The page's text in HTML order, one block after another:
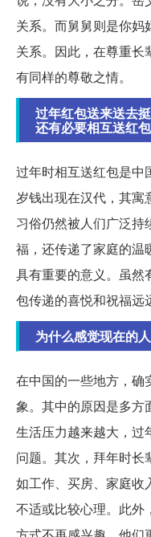
关系。而舅舅则是你
关系。因此，在尊重
有同样的尊敬之情。
过年红包送来送去
还有必要相互送红
过年时相互送红包是中
岁钱出现在汉代，其寓
习俗仍然被人们广泛
福，还传递了家庭的温
具有重要的意义。虽然
包传递的喜悦和祝福远
为什么感觉现在的
在中国的一些地方，确
象。其中的原因是多方
生活压力越来越大，过
问题。其次，拜年时长
如工作、买房、家庭收
不适或比较心理。此外